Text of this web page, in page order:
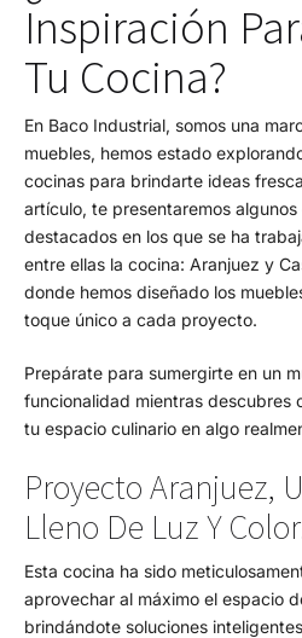
Inspiración
Tu Cocina?
En Baco Industrial, somos una
muebles, hemos estado
cocinas para brindarte ideas
artículo, te presentaremos
destacados en los que se ha
entre ellas la cocina: Aranjuez y
donde hemos diseñado los
toque único a cada proyecto.
Prepárate para sumergirte en un
funcionalidad mientras descubres
tu espacio culinario en algo
Proyecto Aranjuez,
Lleno De Luz Y
Esta cocina ha sido
aprovechar al máximo el espacio
brindándote soluciones